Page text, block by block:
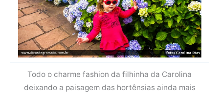
Todo o charme fashion da filhinha da Carolina
deixando a paisagem das hortênsias ainda mais